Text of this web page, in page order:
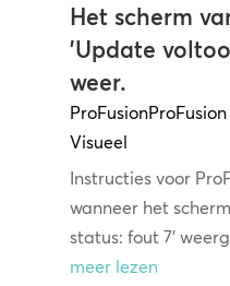
Het scherm
'Update
weer.
ProFusionProFusion
Visueel
Instructies voor
wanneer het
status: fout 7'
meer lezen